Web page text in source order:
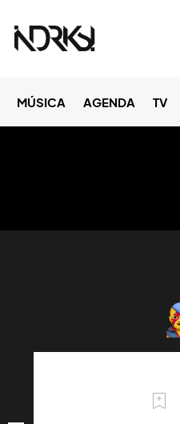
MÚSICA AGENDA TV